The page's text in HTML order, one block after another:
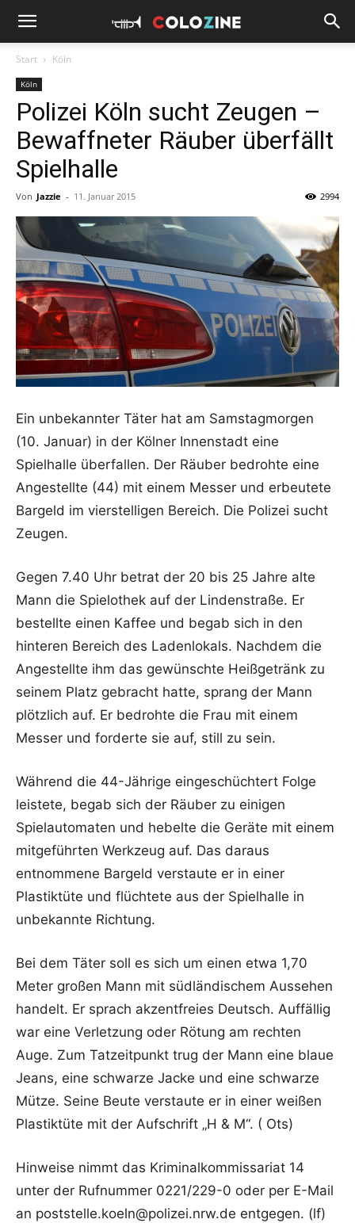
Start Köln
Köln
Polizei Köln sucht Zeugen –
Bewaffneter Räuber überfällt
Spielhalle
Von Jazzie - 11. Januar 2015 2994
Ein unbekannter Täter hat am Samstagmorgen
(10. Januar) in der Kölner Innenstadt eine
Spielhalle überfallen. Der Räuber bedrohte eine
Angestellte (44) mit einem Messer und erbeutete
Bargeld im vierstelligen Bereich. Die Polizei sucht
Zeugen.
Gegen 7.40 Uhr betrat der 20 bis 25 Jahre alte
Mann die Spielothek auf der Lindenstraße. Er
bestellte einen Kaffee und begab sich in den
hinteren Bereich des Ladenlokals. Nachdem die
Angestellte ihm das gewünschte Heißgetränk zu
seinem Platz gebracht hatte, sprang der Mann
plötzlich auf. Er bedrohte die Frau mit einem
Messer und forderte sie auf, still zu sein.
Während die 44-Jährige eingeschüchtert Folge
leistete, begab sich der Räuber zu einigen
Spielautomaten und hebelte die Geräte mit einem
mitgeführten Werkzeug auf. Das daraus
entnommene Bargeld verstaute er in einer
Plastiktüte und flüchtete aus der Spielhalle in
unbekannte Richtung.
Bei dem Täter soll es sich um einen etwa 1,70
Meter großen Mann mit südländischem Aussehen
handelt. Er sprach akzentfreies Deutsch. Auffällig
war eine Verletzung oder Rötung am rechten
Auge. Zum Tatzeitpunkt trug der Mann eine blaue
Jeans, eine schwarze Jacke und eine schwarze
Mütze. Seine Beute verstaute er in einer weißen
Plastiktüte mit der Aufschrift „H & M“. ( Ots)
Hinweise nimmt das Kriminalkommissariat 14
unter der Rufnummer 0221/229-0 oder per E-Mail
an poststelle.koeln@polizei.nrw.de entgegen. (lf)